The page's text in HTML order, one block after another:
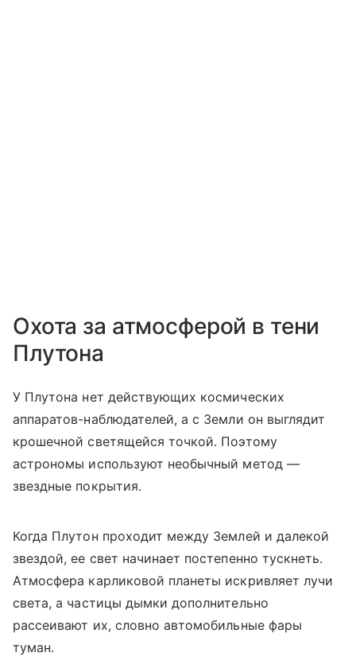
Охота за атмосферой в тени
Плутона
У Плутона нет действующих космических
аппаратов-наблюдателей, а с Земли он выглядит
крошечной светящейся точкой. Поэтому
астрономы используют необычный метод —
звездные покрытия.
Когда Плутон проходит между Землей и далекой
звездой, ее свет начинает постепенно тускнеть.
Атмосфера карликовой планеты искривляет лучи
света, а частицы дымки дополнительно
рассеивают их, словно автомобильные фары
туман.